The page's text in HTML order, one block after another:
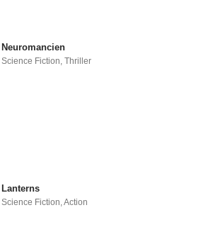
Neuromancien
Science Fiction,Thriller
Lanterns
Science Fiction ,Action